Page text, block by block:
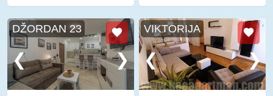
DŽORDAN 23 VIKTORIJA